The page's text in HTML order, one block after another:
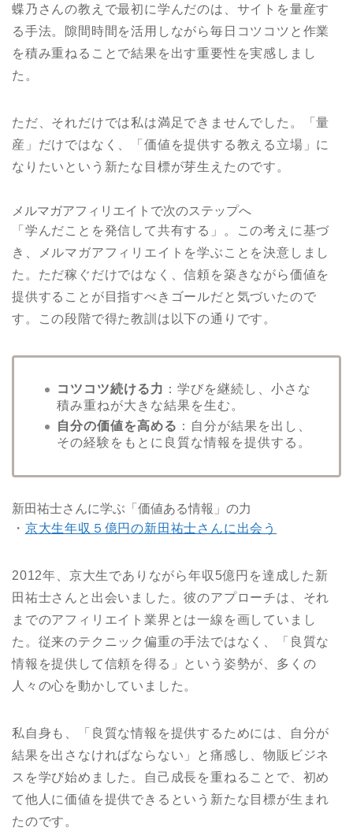
蝶乃さんの教えで最初に学んだのは、サイトを量産す
る手法。隙間時間を活用しながら毎日コツコツと作業
を積み重ねることで結果を出す重要性を実感しまし
た。
ただ、それだけでは私は満足できませんでした。「量
産」だけではなく、「価値を提供する教える立場」に
なりたいという新たな目標が芽生えたのです。
メルマガアフィリエイトで次のステップへ
「学んだことを発信して共有する」。この考えに基づ
き、メルマガアフィリエイトを学ぶことを決意しまし
た。ただ稼ぐだけではなく、信頼を築きながら価値を
提供することが目指すべきゴールだと気づいたので
す。この段階で得た教訓は以下の通りです。
コツコツ続ける力 ：学びを継続し、小さな
積み重ねが大きな結果を生む。
自分の価値を高める ：自分が結果を出し、
その経験をもとに良質な情報を提供する。
新田祐士さんに学ぶ「価値ある情報」の力
・ 京大生年収５億円の新田祐士さんに出会う
2012年、京大生でありながら年収5億円を達成した新
田祐士さんと出会いました。彼のアプローチは、それ
までのアフィリエイト業界とは一線を画していまし
た。従来のテクニック偏重の手法ではなく、「良質な
情報を提供して信頼を得る」という姿勢が、多くの
人々の心を動かしていました。
私自身も、「良質な情報を提供するためには、自分が
結果を出さなければならない」と痛感し、物販ビジネ
スを学び始めました。自己成長を重ねることで、初め
て他人に価値を提供できるという新たな目標が生まれ
たのです。